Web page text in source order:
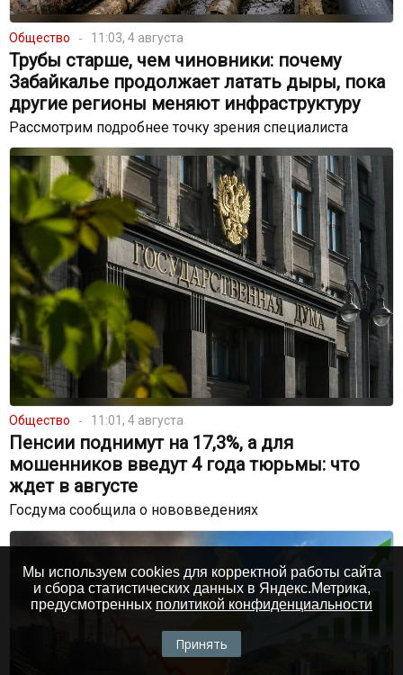
Общество 11:03, 4 августа
Трубы старше, чем чиновники: почему
Забайкалье продолжает латать дыры, пока
другие регионы меняют инфраструктуру
Рассмотрим подробнее точку зрения специалиста
Общество 11:01, 4 августа
Пенсии поднимут на 17,3%, а для
мошенников введут 4 года тюрьмы: что
ждет в августе
Госдума сообщила о нововведениях
Мы используем cookies для корректной работы сайта
и сбора статистических данных в Яндекс.Метрика,
предусмотренных политикой конфиденциальности
Принять